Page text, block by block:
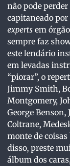
não pode
capitaneado
experts em
sempre faz
este lendário
em levadas
“piorar”, o
Jimmy Smith,
Montgomery,
George
Coltrane,
monte de coisas
disso, preste
álbum dos